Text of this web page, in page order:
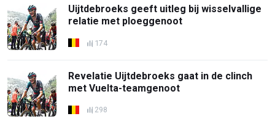
Uijtdebroeks geeft uitleg bij wisselvallige
relatie met ploeggenoot
174
Revelatie Uijtdebroeks gaat in de clinch
met Vuelta-teamgenoot
298